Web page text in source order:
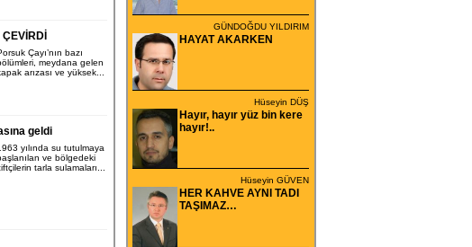
Çayı’nın bazı
meydana gelen
arızası ve yüksek...
geldi
yılında su tutulmaya
ve bölgedeki
tarla sulamaları...
GÜNDOĞDU YILDIRIM
HAYAT AKARKEN
Hüseyin DÜŞ
Hayır, hayır yüz bin kere
hayır!..
Hüseyin GÜVEN
HER KAHVE AYNI TADI
TAŞIMAZ…